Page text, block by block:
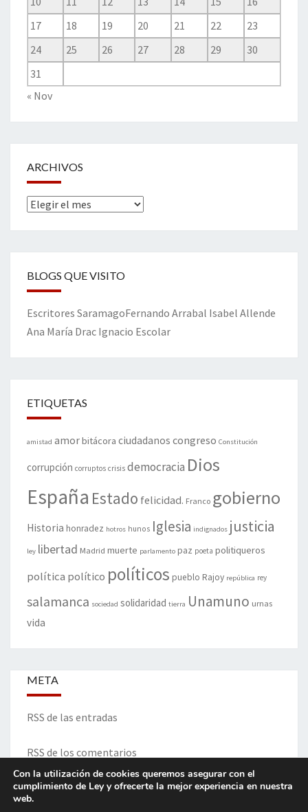
17
18 19 20 21 22
23
24
25 26 27 28 29
30
31
« Nov
ARCHIVOS
Archivos
BLOGS QUE VISITO
Escritores SaramagoFernando Arrabal Isabel Allende
Ana María Drac Ignacio Escolar
ETIQUETAS
amistad amorbitácora ciudadanos congreso Constitución
corrupción corruptos crisis democracia Dios
España Estado felicidad. Franco gobierno
Historia honradez hotros hunos Iglesia indignados justicia
ley libertad Madrid muerte parlamento paz poeta politiqueros
política político políticos pueblo Rajoy república rey
salamanca sociedad solidaridad tierra Unamuno urnas
vida
META
RSS de las entradas
RSS de los comentarios
Con la utilización de cookies queremos asegurar con el
cumplimiento de Ley y ofrecerte la mejor experiencia en nuestra
web.